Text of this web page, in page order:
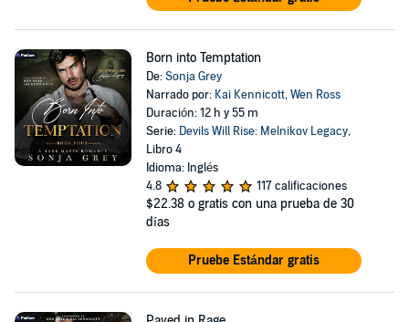
Born into Temptation
De:Sonja Grey
Narrado por: Kai Kennicott,Wen Ross
Duración: 12 h y 55 m
Serie: Devils Will Rise: Melnikov Legacy,
Libro 4
Idioma: Inglés
4.8
117 calificaciones
$22.38 o gratis con una prueba de 30
días
Pruebe Estándar gratis